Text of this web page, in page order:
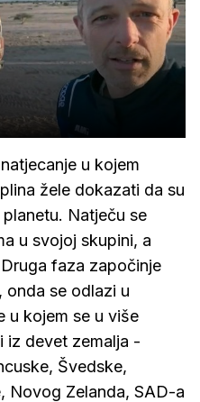
u kojem
žele dokazati da su
Natječu se
u svojoj skupini, a
faza započinje
se odlazi u
u kojem se u više
iz devet zemalja -
Švedske,
Novog Zelanda, SAD-a